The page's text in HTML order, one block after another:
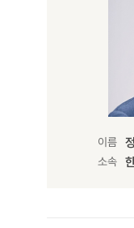
이름
소속